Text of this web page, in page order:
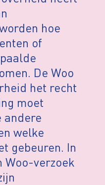
hoe
of
De Woo
het recht
moet
andere
welke
gebeuren. In
Woo-verzoek